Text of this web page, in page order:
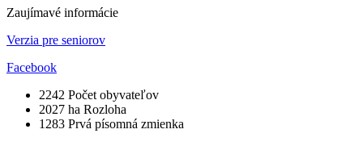
Zaujímavé informácie
Verzia pre seniorov
Facebook
2242 Počet obyvateľov
2027 ha Rozloha
1283 Prvá písomná zmienka